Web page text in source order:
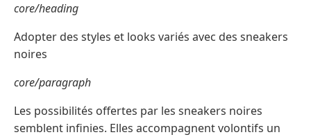
core/heading
Adopter des styles et looks variés avec des sneakers
noires
core/paragraph
Les possibilités offertes par les sneakers noires
semblent infinies. Elles accompagnent volontifs un